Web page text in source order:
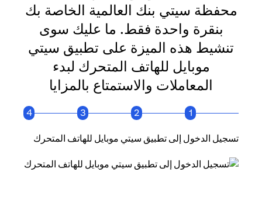
محفظة سيتي بنك العالمية الخاصة بك
بنقرة واحدة فقط. ما عليك سوى
تنشيط هذه الميزة على تطبيق سيتي
موبايل للهاتف المتحرك لبدء
المعاملات والاستمتاع بالمزايا
1
2
3
4
تسجيل الدخول إلى تطبيق سيتي موبايل للهاتف المتحرك